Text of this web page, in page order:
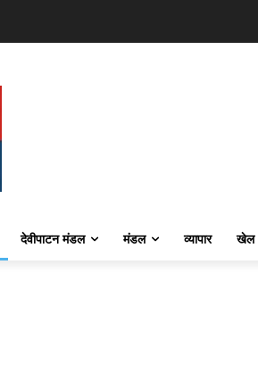
देवीपाटन मंडल मंडल व्यापार खेल